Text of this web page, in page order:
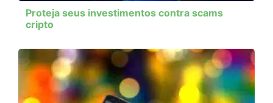
Proteja seus investimentos contra scams
cripto